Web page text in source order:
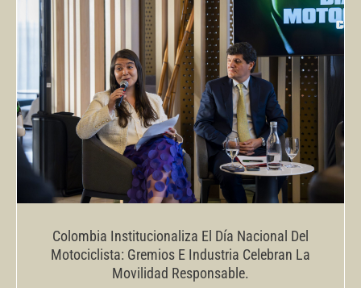
Colombia Institucionaliza El Día Nacional Del
Motociclista: Gremios E Industria Celebran La
Movilidad Responsable.